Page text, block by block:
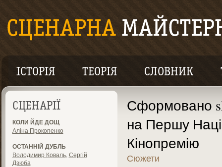
ІСТОРІЯ ТЕОРІЯ СЛОВНИК
СЦЕНАРІЇ
КОЛИ ЙДЕ ДОЩ
Аліна Прокопенко
ОСТАННІЙ ДУБЛЬ
Володимир Коваль, Сергій
Дзюба
Сформовано
на Першу
Кінопремію
Сюжети